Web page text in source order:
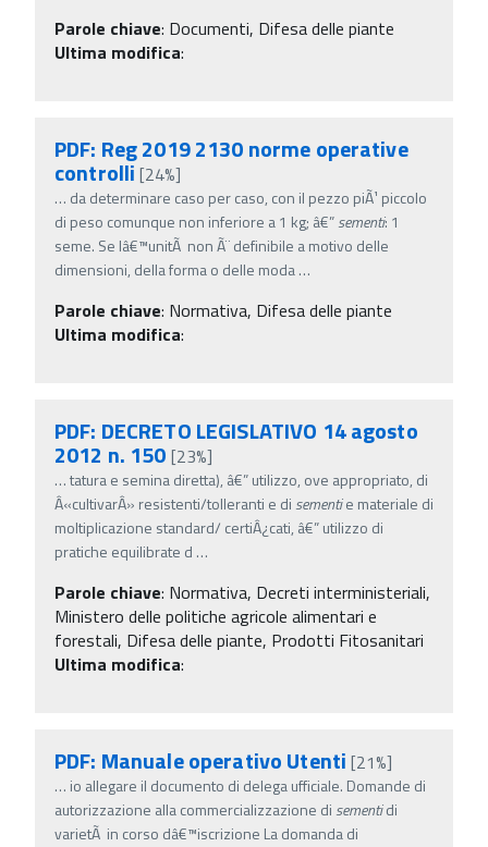
Parole chiave: Documenti, Difesa delle piante
Ultima modifica:
PDF: Reg 2019 2130 norme operative
controlli[24%]
… da determinare caso per caso, con il pezzo piÃ¹ piccolo
di peso comunque non inferiore a 1 kg; â€”sementi: 1
seme. Se lâ€™unitÃ non Ã¨ definibile a motivo delle
dimensioni, della forma o delle moda…
Parole chiave: Normativa, Difesa delle piante
Ultima modifica:
PDF: DECRETO LEGISLATIVO 14 agosto
2012 n. 150 [23%]
…tatura e semina diretta), â€” utilizzo, ove appropriato, di
Â«cultivarÂ» resistenti/tolleranti e di sementie materiale di
moltiplicazione standard/ certiÂ¿cati, â€” utilizzo di
pratiche equilibrate d …
Parole chiave: Normativa, Decreti interministeriali,
Ministero delle politiche agricole alimentari e
forestali, Difesa delle piante, Prodotti Fitosanitari
Ultima modifica:
PDF: Manuale operativo Utenti [21%]
… io allegare il documento di delega ufficiale. Domande di
autorizzazione alla commercializzazione di sementidi
varietÃ in corso dâ€™iscrizione La domanda di